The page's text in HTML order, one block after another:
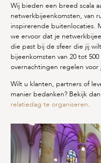
Wij bieden een breed scala
netwerkbijeenkomsten, van
inspirerende buitenlocaties.
we ervoor dat je
die past bij de sfeer die jij
bijeenkomsten van 20 tot
overnachtingen regelen voor
Wilt u klanten, partners of
manier bedanken? Bekijk
relatiedag te organiseren.